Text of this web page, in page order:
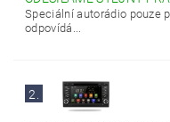
Speciální autorádio pouze
odpovídá...
2.